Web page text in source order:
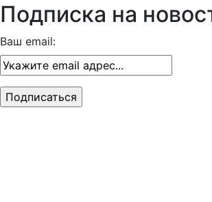
Подписка на
Ваш email: